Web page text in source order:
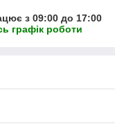
з 09:00 до 17:00
графік роботи